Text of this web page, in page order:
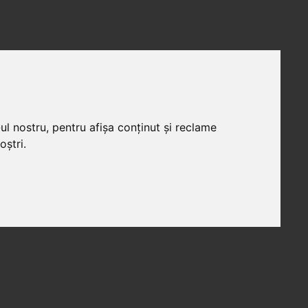
nostru, pentru afișa conținut și reclame